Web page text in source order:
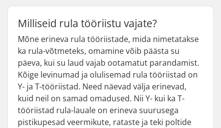
Milliseid rula tööriistu vajate?
Mõne erineva rula tööriistade, mida nimetatakse
ka rula-võtmeteks, omamine võib päästa su
päeva, kui su laud vajab ootamatut parandamist.
Kõige levinumad ja olulisemad rula tööriistad on
Y- ja T-tööriistad. Need näevad välja erinevad,
kuid neil on samad omadused. Nii Y- kui ka T-
tööriistad rula-lauale on erineva suurusega
pistikupesad veermikute, rataste ja teki poltide